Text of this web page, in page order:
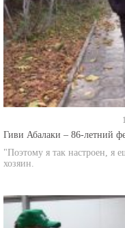
Гиви Абалаки – 86-летний
"Поэтому я так настроен, я
хозяин.